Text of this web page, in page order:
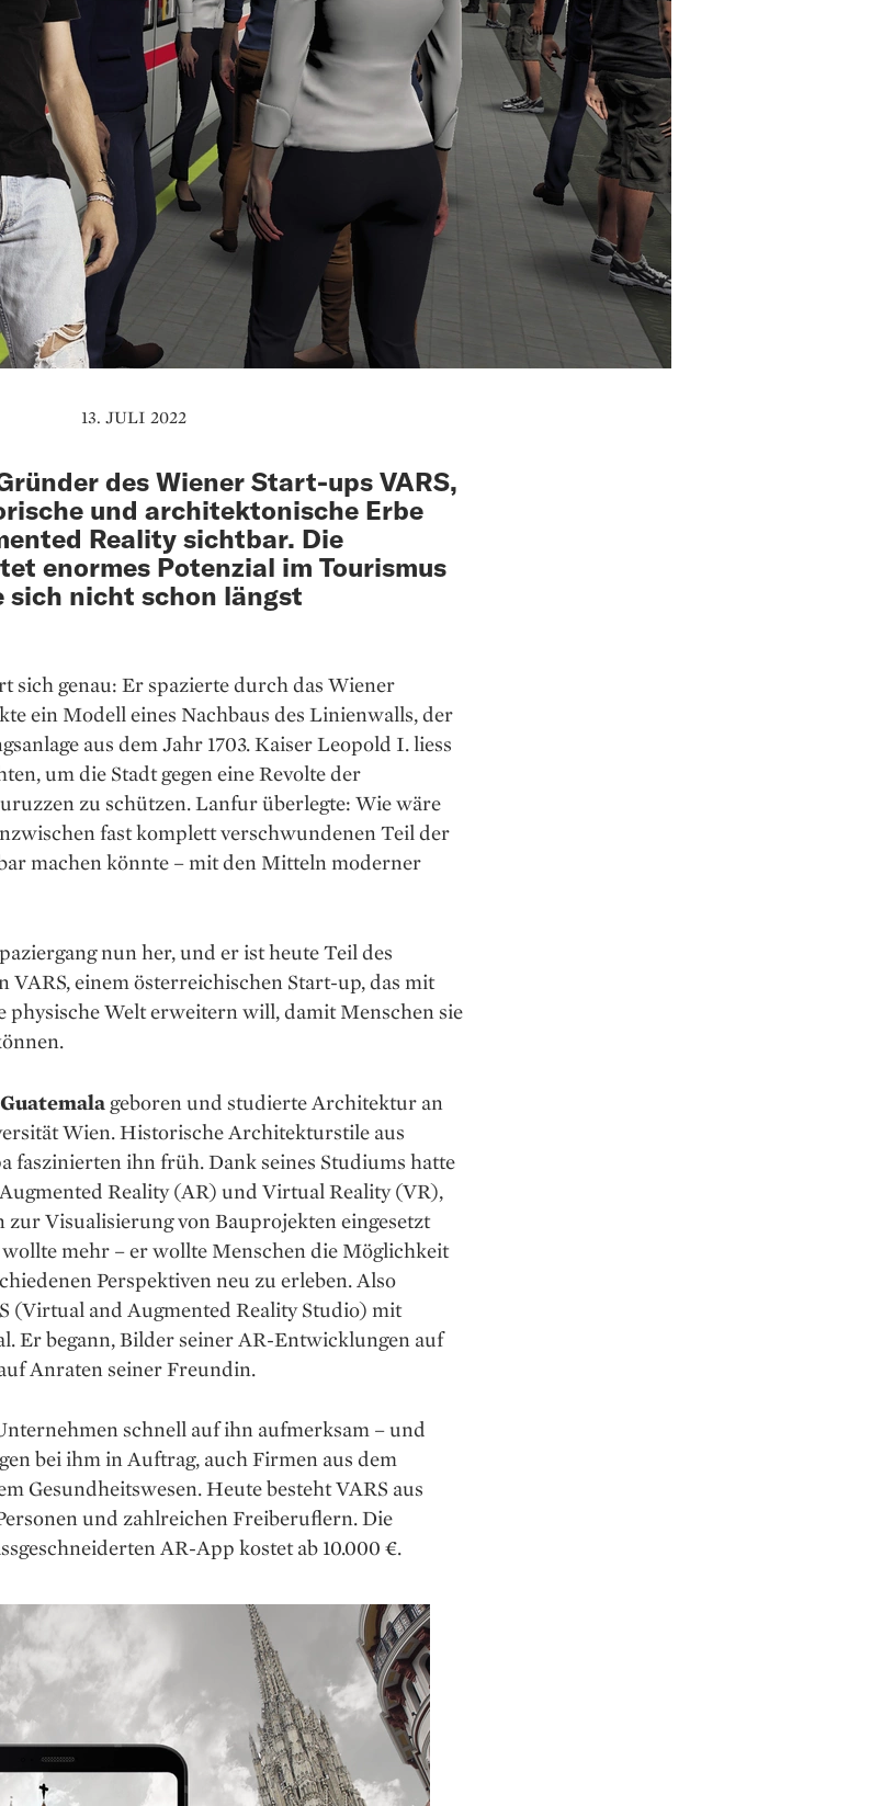
13. JULI 2022
des Wiener Start-ups VARS,
und architektonische Erbe
Reality sichtbar. Die
enormes Potenzial im Tourismus
sich nicht schon längst
sich genau: Er spazierte durch das Wiener
ein Modell eines Nachbaus des Linienwalls, der
aus dem Jahr 1703. Kaiser Leopold I. liess
um die Stadt gegen eine Revolte der
zu schützen. Lan­fur überlegte: Wie wäre
fast komplett verschwundenen Teil der
machen könnte – mit den Mitteln moderner
nun her, und er ist heute Teil des
VARS, einem österreichischen Start-up, das mit
physische Welt erweitern will, damit Menschen sie
geboren und studierte Architektur an
Wien. Historische Architekturstile aus
faszinierten ihn früh. Dank seines Studiums hatte
Reality (AR) und Virtual Reality (VR),
zur Visualisierung von Bauprojekten eingesetzt
mehr – er wollte Menschen die Möglichkeit
Perspektiven neu zu erleben. Also
(Virtual and Augmented Reality Studio) mit
Er begann, Bilder seiner AR-Entwicklungen auf
Anraten seiner Freundin.
schnell auf ihn aufmerksam – und
bei ihm in Auftrag, auch Firmen aus dem
Gesundheitswesen. Heute besteht VARS aus
und zahlreichen Freiberuflern. Die
AR-App kostet ab 10.000 €.